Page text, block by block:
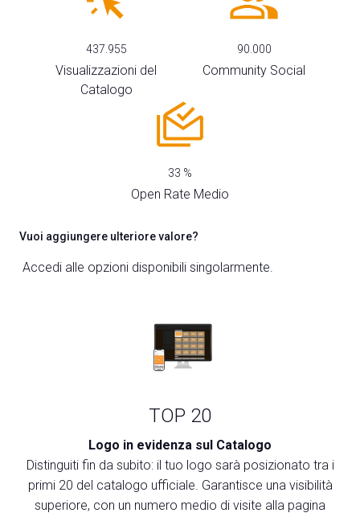
ESPONI A DPE
Richiedi un preventivo
AREA RISERVATA VISITATORI
person
437.955
Visualizzazioni del
Catalogo
90.000
Community Social
33 %
Open Rate Medio
Vuoi aggiungere ulteriore valore?
Accedi alle opzioni disponibili singolarmente.
TOP 20
Logo in evidenza sul Catalogo
Distinguiti fin da subito: il tuo logo sarà posizionato tra i
primi 20 del catalogo ufficiale. Garantisce una visibilità
superiore, con un numero medio di visite alla pagina